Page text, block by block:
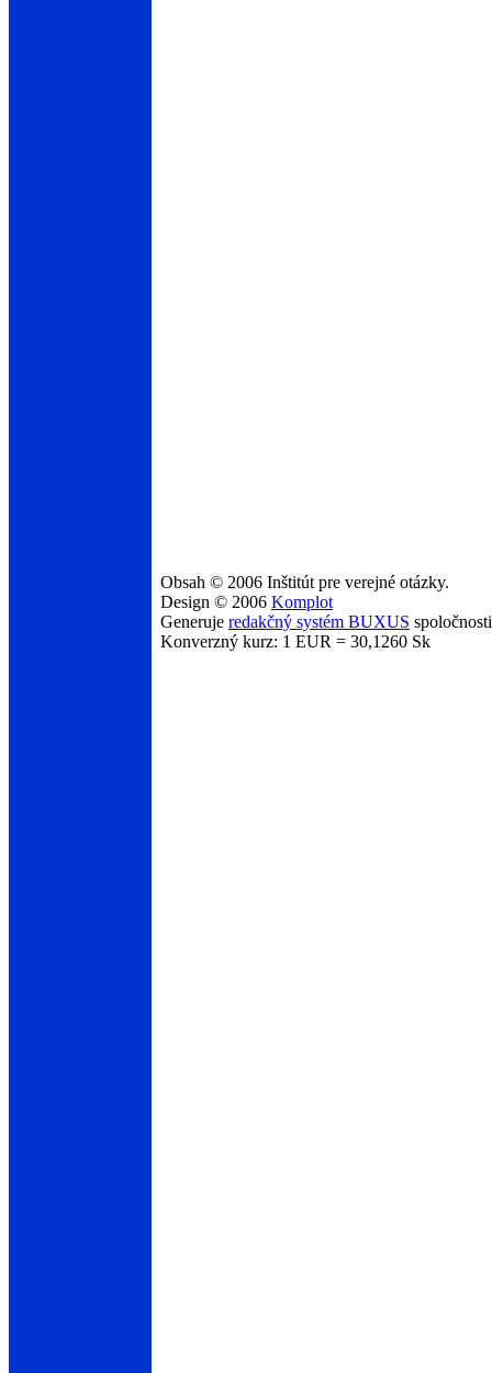
Obsah © 2006 Inštitút pre verejné otázky.
Design © 2006 Komplot
Generuje redakčný systém BUXUS
Konverzný kurz: 1 EUR = 30,1260 Sk